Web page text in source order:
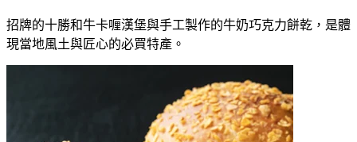
招牌的十勝和牛卡喱漢堡與手工製作的牛奶巧克力餅乾，是體
現當地風土與匠心的必買特產。